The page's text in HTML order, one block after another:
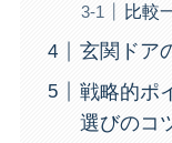
比較
玄関ドア
戦略的ポ
選びのコ